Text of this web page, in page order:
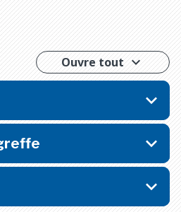
Ouvre tout